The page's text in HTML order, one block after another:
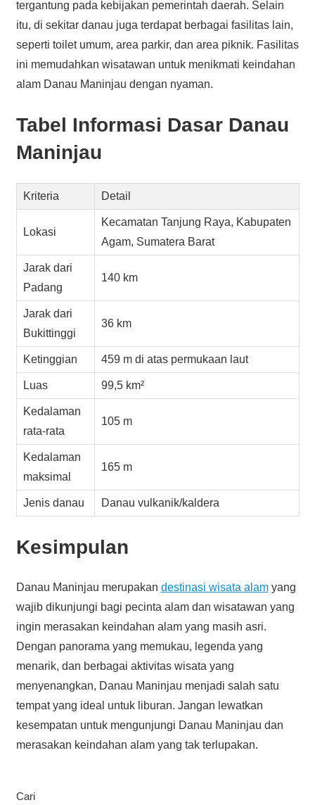
tergantung pada kebijakan pemerintah daerah. Selain
itu, di sekitar danau juga terdapat berbagai fasilitas lain,
seperti toilet umum, area parkir, dan area piknik. Fasilitas
ini memudahkan wisatawan untuk menikmati keindahan
alam Danau Maninjau dengan nyaman.
Tabel Informasi Dasar Danau
Maninjau
Kriteria Detail
Lokasi
Kecamatan Tanjung Raya, Kabupaten
Agam, Sumatera Barat
Jarak dari
Padang
140 km
Jarak dari
Bukittinggi
36 km
Ketinggian 459 m di atas permukaan laut
Luas 99,5 km²
Kedalaman
rata-rata
105 m
Kedalaman
maksimal
165 m
Jenis danau Danau vulkanik/kaldera
Kesimpulan
Danau Maninjau merupakan destinasi wisata alamyang
wajib dikunjungi bagi pecinta alam dan wisatawan yang
ingin merasakan keindahan alam yang masih asri.
Dengan panorama yang memukau, legenda yang
menarik, dan berbagai aktivitas wisata yang
menyenangkan, Danau Maninjau menjadi salah satu
tempat yang ideal untuk liburan. Jangan lewatkan
kesempatan untuk mengunjungi Danau Maninjau dan
merasakan keindahan alam yang tak terlupakan.
Cari